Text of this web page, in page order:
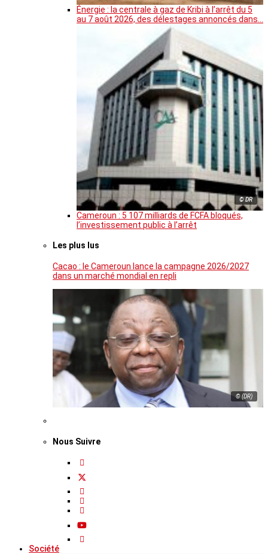
Énergie : la centrale à gaz de Kribi à l’arrêt du 5
au 7 août 2026, des délestages annoncés dans…
© DR
Cameroun : 5 107 milliards de FCFA bloqués,
l’investissement public à l’arrêt
Les plus lus
Cacao : le Cameroun lance la campagne 2026/2027
dans un marché mondial en repli
© (DR)
Nous Suivre
Société